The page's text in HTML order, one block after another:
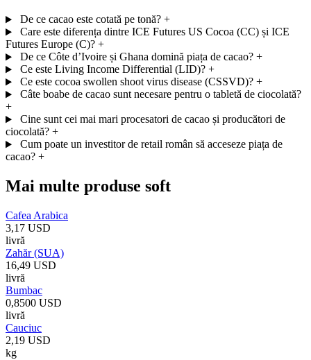
De ce cacao este cotată pe tonă? +
Care este diferența dintre ICE Futures US Cocoa (CC) și ICE
Futures Europe (C)? +
De ce Côte d’Ivoire și Ghana domină piața de cacao? +
Ce este Living Income Differential (LID)? +
Ce este cocoa swollen shoot virus disease (CSSVD)? +
Câte boabe de cacao sunt necesare pentru o tabletă de ciocolată?
+
Cine sunt cei mai mari procesatori de cacao și producători de
ciocolată? +
Cum poate un investitor de retail român să acceseze piața de
cacao? +
Mai multe produse soft
Cafea Arabica
3,17 USD
livră
Zahăr (SUA)
16,49 USD
livră
Bumbac
0,8500 USD
livră
Cauciuc
2,19 USD
kg